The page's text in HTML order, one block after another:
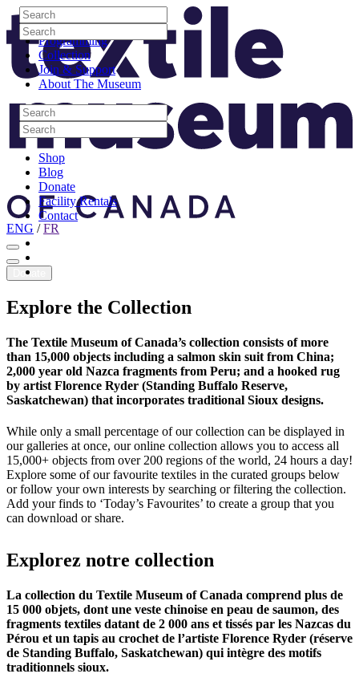
Skip to content
Visit
Programming
Collection
Join & Support
About The Museum
Search
Search
Search
Search
Shop
Blog
Donate
Facility Rentals
Contact
Youtube
Search
Search
Search
Search
Site Logo
ENG /FR
Donate
Explore the Collection
The Textile Museum of Canada’s collection consists of more
than 15,000 objects including a salmon skin suit from China;
2,000 year old Nazca fragments from Peru; and a hooked rug
by artist Florence Ryder (Standing Buffalo Reserve,
Saskatchewan) that incorporates traditional Sioux designs.
While only a small percentage of our collection can be displayed in
our galleries at once, our online collection allows you to access all
15,000+ objects from over 200 regions of the world, 24 hours a day!
Explore some of our favourite textiles in the curated groups below
or follow your own interests by searching or filtering the collection.
Add your finds to ‘Today’s Favourites’ to create a group that you
can download or share.
Explorez notre collection
La collection du Textile Museum of Canada comprend plus de
15 000 objets, dont une veste chinoise en peau de saumon, des
fragments textiles datant de 2 000 ans et tissés par les Nazcas du
Pérou et un tapis au crochet de l’artiste Florence Ryder (réserve
de Standing Buffalo, Saskatchewan) qui intègre des motifs
traditionnels sioux.